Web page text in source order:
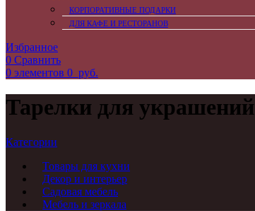
КОРПОРАТИВНЫЕ ПОДАРКИ
ДЛЯ КАФЕ И РЕСТОРАНОВ
Избранное
0 Сравнить
0 элементов 0 руб.
Тарелки для украшений
Категории
Товары для кухни
Декор и интерьер
Садовая мебель
Мебель и зеркала